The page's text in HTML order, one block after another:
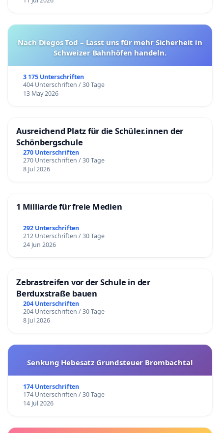
Nach Diegos Tod – Lasst uns für mehr Sicherheit in
Schweizer Bahnhöfen handeln.
3 175 Unterschriften
404 Unterschriften / 30 Tage
13 May 2026
Ausreichend Platz für die Schüler.innen der
Schönbergschule
270 Unterschriften
270 Unterschriften / 30 Tage
8 Jul 2026
1 Milliarde für freie Medien
292 Unterschriften
212 Unterschriften / 30 Tage
24 Jun 2026
Zebrastreifen vor der Schule in der
Berduxstraße bauen
204 Unterschriften
204 Unterschriften / 30 Tage
8 Jul 2026
Senkung Hebesatz Grundsteuer Brombachtal
174 Unterschriften
174 Unterschriften / 30 Tage
14 Jul 2026